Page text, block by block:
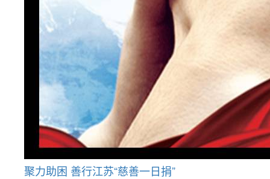
聚力助困 善行江苏“慈善一日捐”